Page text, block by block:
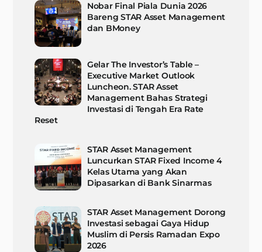
Nobar Final Piala Dunia 2026
Bareng STAR Asset Management
dan BMoney
Gelar The Investor’s Table –
Executive Market Outlook
Luncheon. STAR Asset
Management Bahas Strategi
Investasi di Tengah Era Rate
Reset
STAR Asset Management
Luncurkan STAR Fixed Income 4
Kelas Utama yang Akan
Dipasarkan di Bank Sinarmas
STAR Asset Management Dorong
Investasi sebagai Gaya Hidup
Muslim di Persis Ramadan Expo
2026